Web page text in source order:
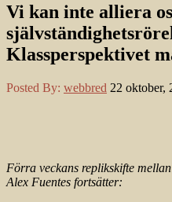
Vi kan inte alliera
Klassperspektivet
Posted By: webbred 22 oktober,
Förra veckans replikskifte
Alex Fuentes fortsätter: